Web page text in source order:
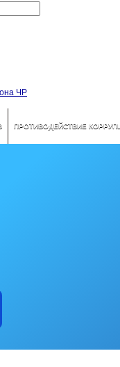
ПРОТИВОДЕЙСТВИЕ